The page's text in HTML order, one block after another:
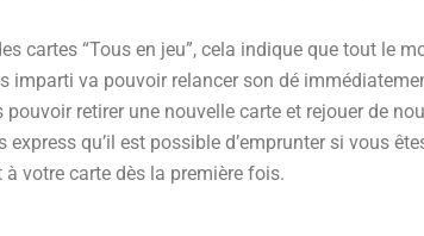
cartes “Tous en jeu”, cela indique que tout le
imparti va pouvoir relancer son dé
retirer une nouvelle carte et rejouer de
express qu’il est possible d’emprunter si vous
votre carte dès la première fois.